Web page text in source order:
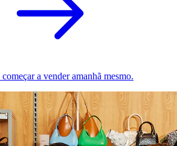
a vender amanhã mesmo.